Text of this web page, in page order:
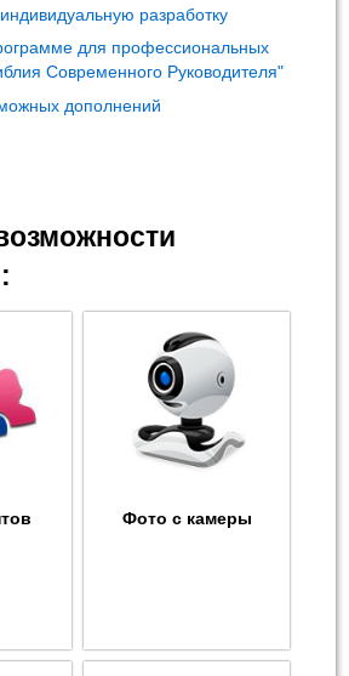
разработку
для профессиональных
Современного Руководителя"
дополнений
Фото с камеры